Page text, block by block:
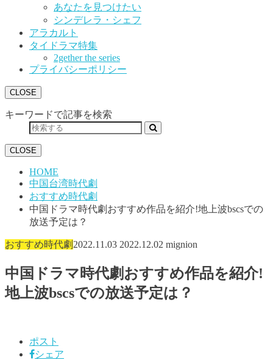
あなたを見つけたい
シンデレラ・シェフ
アラカルト
タイドラマ特集
2gether the series
プライバシーポリシー
CLOSE
キーワードで記事を検索
CLOSE
HOME
中国台湾時代劇
おすすめ時代劇
中国ドラマ時代劇おすすめ作品を紹介!地上波bscsでの
放送予定は？
おすすめ時代劇 2022.11.03 2022.12.02 mignion
中国ドラマ時代劇おすすめ作品を紹介!
地上波bscsでの放送予定は？
ポスト
シェア